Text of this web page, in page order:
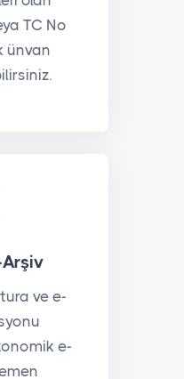
TC No
ünvan
Arşiv
ve e-
e-